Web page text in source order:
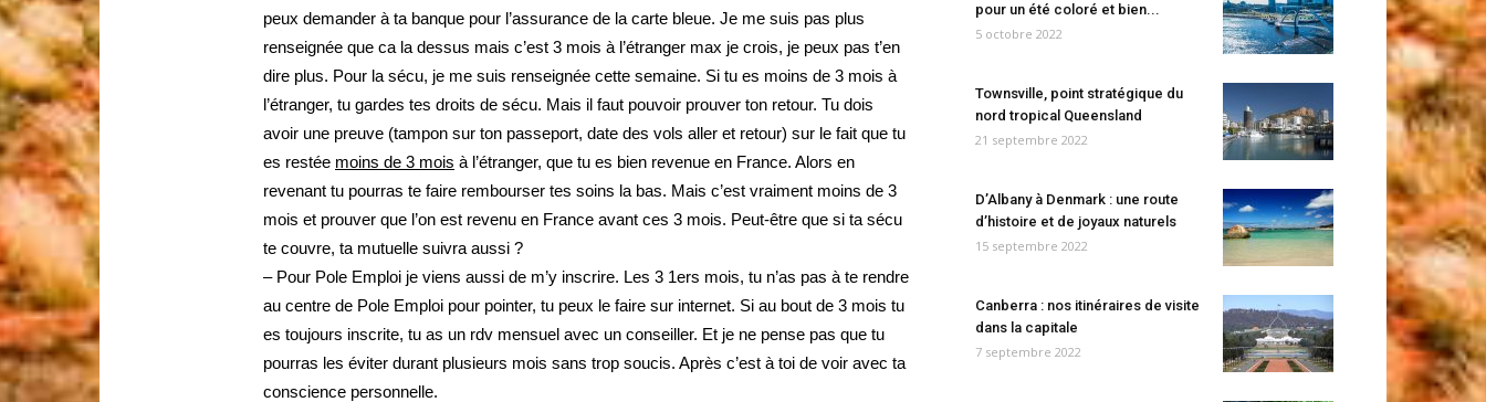
peux demander à ta banque pour l’assurance de la carte bleue. Je me suis pas plus
renseignée que ca la dessus mais c’est 3 mois à l’étranger max je crois, je peux pas t’en
dire plus. Pour la sécu, je me suis renseignée cette semaine. Si tu es moins de 3 mois à
l’étranger, tu gardes tes droits de sécu. Mais il faut pouvoir prouver ton retour. Tu dois
avoir une preuve (tampon sur ton passeport, date des vols aller et retour) sur le fait que tu
es restée moins de 3 mois à l’étranger, que tu es bien revenue en France. Alors en
revenant tu pourras te faire rembourser tes soins la bas. Mais c’est vraiment moins de 3
mois et prouver que l’on est revenu en France avant ces 3 mois. Peut-être que si ta sécu
te couvre, ta mutuelle suivra aussi ?
– Pour Pole Emploi je viens aussi de m’y inscrire. Les 3 1ers mois, tu n’as pas à te rendre
au centre de Pole Emploi pour pointer, tu peux le faire sur internet. Si au bout de 3 mois tu
es toujours inscrite, tu as un rdv mensuel avec un conseiller. Et je ne pense pas que tu
pourras les éviter durant plusieurs mois sans trop soucis. Après c’est à toi de voir avec ta
conscience personnelle.
pour un été coloré et bien...
5 octobre 2022
Townsville, point stratégique du
nord tropical Queensland
21 septembre 2022
D’Albany à Denmark : une route
d’histoire et de joyaux naturels
15 septembre 2022
Canberra : nos itinéraires de visite
dans la capitale
7 septembre 2022